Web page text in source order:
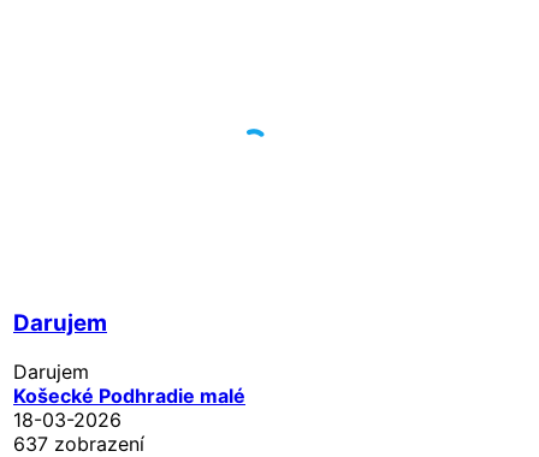
Darujem
Darujem
Košecké Podhradie malé
18-03-2026
637 zobrazení